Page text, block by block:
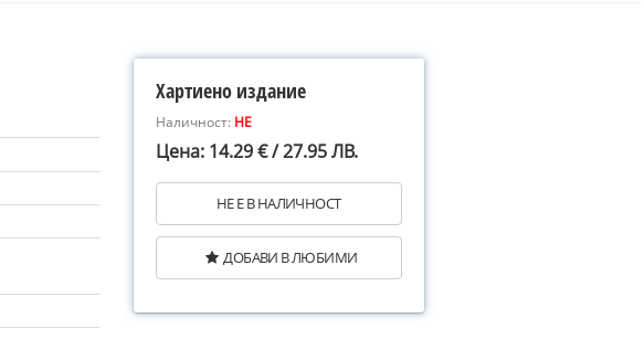
Хартиено издание
Наличност: НЕ
Цена: 14.29 € / 27.95 ЛВ.
НЕ Е В НАЛИЧНОСТ
ДОБАВИ В ЛЮБИМИ